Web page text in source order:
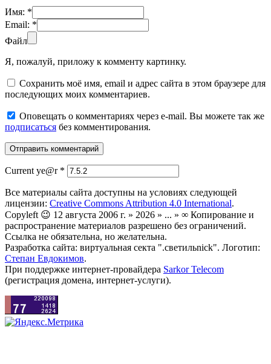
Имя: *
Email: *
Файл
Я, пожалуй, приложу к комменту картинку.
Сохранить моё имя, email и адрес сайта в этом браузере для
последующих моих комментариев.
Оповещать о комментариях через e-mail. Вы можете так же
подписаться без комментирования.
Current ye@r *
Все материалы сайта доступны на условиях следующей
лицензии: Creative Commons Attribution 4.0 International.
Copyleft 😉 12 августа 2006 г. » 2026 » ... » ∞ Копирование и
распространение материалов разрешено без ограничений.
Ссылка не обязательна, но желательна.
Разработка сайта: виртуальная секта ".светильnick". Логотип:
Степан Евдокимов.
При поддержке интернет-провайдера Sarkor Telecom
(регистрация домена, интернет-услуги).